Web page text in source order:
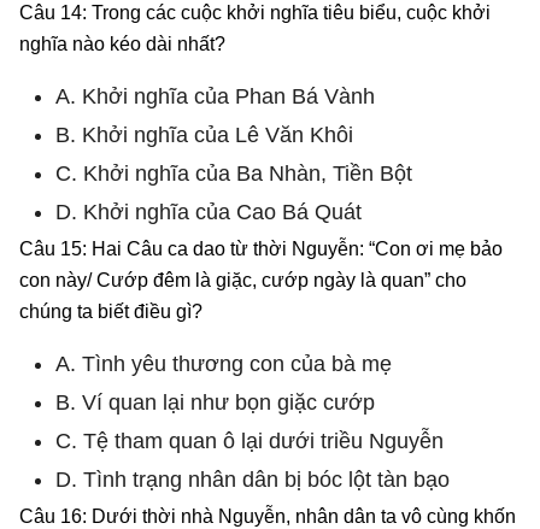
Câu 14: Trong các cuộc khởi nghĩa tiêu biểu, cuộc khởi
nghĩa nào kéo dài nhất?
A. Khởi nghĩa của Phan Bá Vành
B. Khởi nghĩa của Lê Văn Khôi
C. Khởi nghĩa của Ba Nhàn, Tiền Bột
D. Khởi nghĩa của Cao Bá Quát
Câu 15: Hai Câu ca dao từ thời Nguyễn: “Con ơi mẹ bảo
con này/ Cướp đêm là giặc, cướp ngày là quan” cho
chúng ta biết điều gì?
A. Tình yêu thương con của bà mẹ
B. Ví quan lại như bọn giặc cướp
C. Tệ tham quan ô lại dưới triều Nguyễn
D. Tình trạng nhân dân bị bóc lột tàn bạo
Câu 16: Dưới thời nhà Nguyễn, nhân dân ta vô cùng khốn